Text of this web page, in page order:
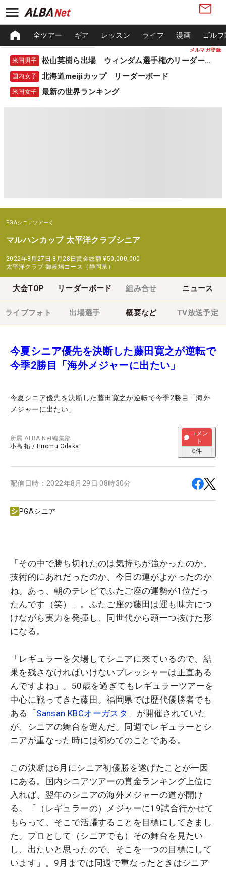
メルマガ登録
全ツアー ギア レッスン ライフ 漫画 ゴル
米国男子 松山英樹ら出場 ウィンダム選手権のリーダーボード
国内女子 北海道meijiカップ リーダーボード
米国女子 最新の世界ランキング
PGAシニアツアー
マルハンカップ 太平洋クラブシニア
2022年8月27日-8月28日賞金総額 ¥50,000,000
太平洋クラブ 御殿場コース（静岡県）
大会TOP リーダーボード 組み合せ ニュース
ライブフォト 出場選手 概要など TV放送予定
今夏シニア優先を決断した藤田寛之が逆転で
今季2勝目「海外メジャーに出たい」
今夏シニア優先を決断した藤田寛之が逆転で今季2勝目「海外
メジャーに出たい」
所属ALBA Net編集部
小高 拓 / Hiromu Odaka
コメン
ト
0件
配信日時： 2022年8月29日 08時30分
PGAシニア
「その中で勝ち切れたのは気持ちが強かったのか、
技術的にあれだったのか、今日の運がよかったのか
ね。あっ、朝のテレビでふたご座の運勢が1位だっ
たんです（笑）」。ふたご座の藤田は運も味方につ
けながら実力を発揮し、同世代から頭一つ抜けた形
になる。
「レギュラーを欠場してシニアに来ているので、結
果を残さなければいけないプレッシャーは正直ある
んですよね」。50歳を過ぎてもレギュラーツアーを
中心に戦ってきた藤田。福岡県では歴代優勝者でも
ある「 Sansan KBCオーガスタ 」が開催されていた
が、シニアの舞台を選んだ。同週でレギュラーとシ
ニアが重なった時には初めてのことである。
この決断は6月にシニア初優勝を遂げたことが一因
にある。国内シニアツアーの賞金ランキング上位に
入れば、翌年のシニアの海外メジャーの道が開け
る。「（レギュラーの）メジャーに19試合行かせて
もらって、そこで活躍することを目標にしてきまし
た。プロとして（シニアでも）その舞台を見たい
し、出たいと思ったので、そこを一つの目標にして
います」。9月までは同週で重なったときはシニア